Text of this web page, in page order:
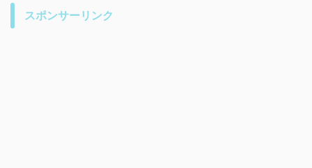
スポンサーリンク